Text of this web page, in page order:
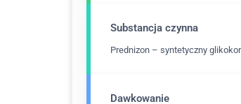
Substancja czynna
Prednizon – syntetyczny
Dawkowanie